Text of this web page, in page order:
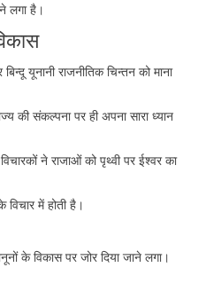
लगा है।
यूनानी राजनीतिक चिन्तन को माना
की संकल्पना पर ही अपना सारा ध्यान
ने राजाओं को पृथ्वी पर ईश्वर का
विचार में होती है।
के विकास पर जोर दिया जाने लगा।